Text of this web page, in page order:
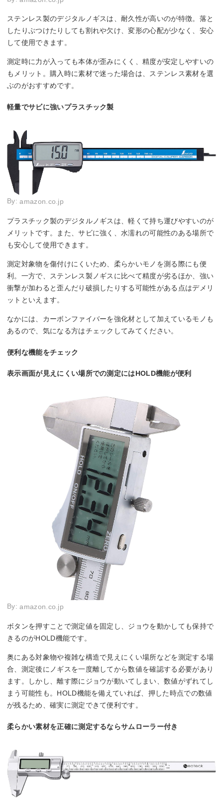
ステンレス製のデジタルノギスは、耐久性が高いのが特徴。落と
したりぶつけたりしても割れや欠け、変形の心配が少なく、安心
して使用できます。
測定時に力が入っても本体が歪みにくく、精度が安定しやすいの
もメリット。購入時に素材で迷った場合は、ステンレス素材を選
ぶのがおすすめです。
軽量でサビに強いプラスチック製
By:amazon.co.jp
プラスチック製のデジタルノギスは、軽くて持ち運びやすいのが
メリットです。また、サビに強く、水濡れの可能性のある場所で
も安心して使用できます。
測定対象物を傷付けにくいため、柔らかいモノを測る際にも便
利。一方で、ステンレス製ノギスに比べて精度が劣るほか、強い
衝撃が加わると歪んだり破損したりする可能性がある点はデメリ
ットといえます。
なかには、カーボンファイバーを強化材として加えているモノも
あるので、気になる方はチェックしてみてください。
便利な機能をチェック
表示画面が見えにくい場所での測定にはHOLD機能が便利
By:amazon.co.jp
ボタンを押すことで測定値を固定し、ジョウを動かしても保持で
きるのがHOLD機能です。
奥にある対象物や複雑な構造で見えにくい場所などを測定する場
合、測定後にノギスを一度離してから数値を確認する必要があり
ます。しかし、離す際にジョウが動いてしまい、数値がずれてし
まう可能性も。HOLD機能を備えていれば、押した時点での数値
が残るため、確実に測定できて便利です。
柔らかい素材を正確に測定するならサムローラー付き